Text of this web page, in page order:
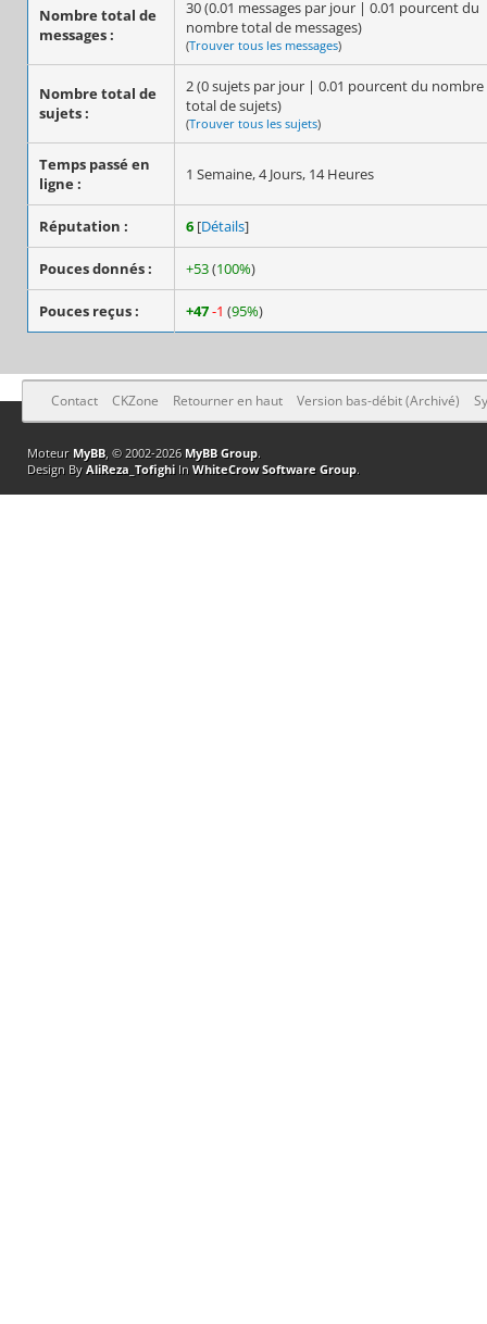
Nombre total de
messages :
30 (0.01 messages par jour | 0.01 pourcent du
nombre total de messages)
(Trouver tous les messages)
Nombre total de
sujets :
2 (0 sujets par jour | 0.01 pourcent du nombre
total de sujets)
(Trouver tous les sujets)
Temps passé en
ligne :
1 Semaine, 4 Jours, 14 Heures
Réputation : 6 [Détails]
Pouces donnés : +53(100%)
Pouces reçus : +47-1 (95%)
Contact CKZone Retourner en haut Version bas-débit (Archivé)
Moteur MyBB, © 2002-2026 MyBB Group.
Design By AliReza_TofighiIn WhiteCrow Software Group.